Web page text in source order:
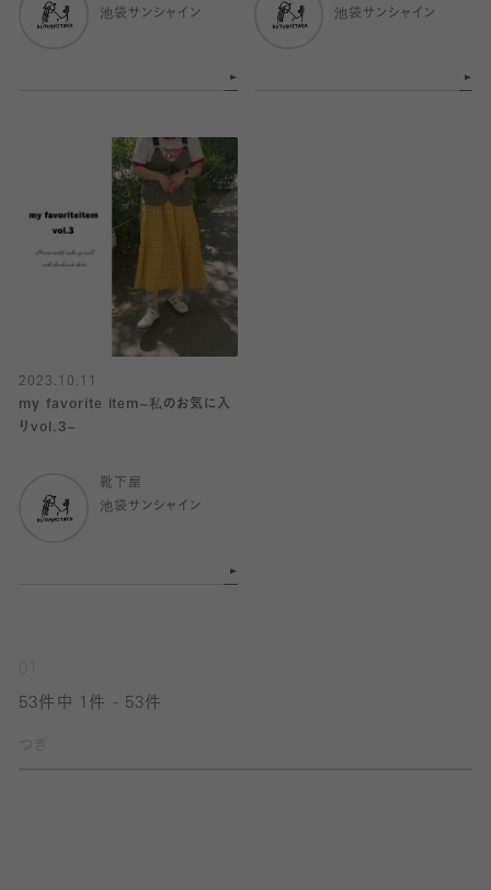
池袋サンシャイン
池袋サンシャイン
2023.10.11
my favorite item~私のお気に入
りvol.3~
靴下屋
池袋サンシャイン
53件中 1件 - 53件